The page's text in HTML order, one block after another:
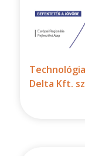
Delta Kft.